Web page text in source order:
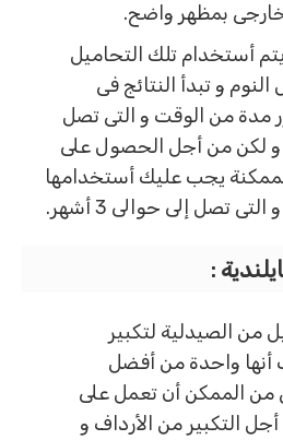
بمظهر واضح.
أستخدام تلك التحاميل
و تبدأ النتائج فى
مدة من الوقت و التى تصل
و لكن من أجل الحصول على
يجب عليك أستخدامها
تصل إلى حوالى 3 أشهر.
:
من الصيدلية لتكبير
أنها واحدة من أفضل
من الممكن أن تعمل على
التكبير من الأرداف و